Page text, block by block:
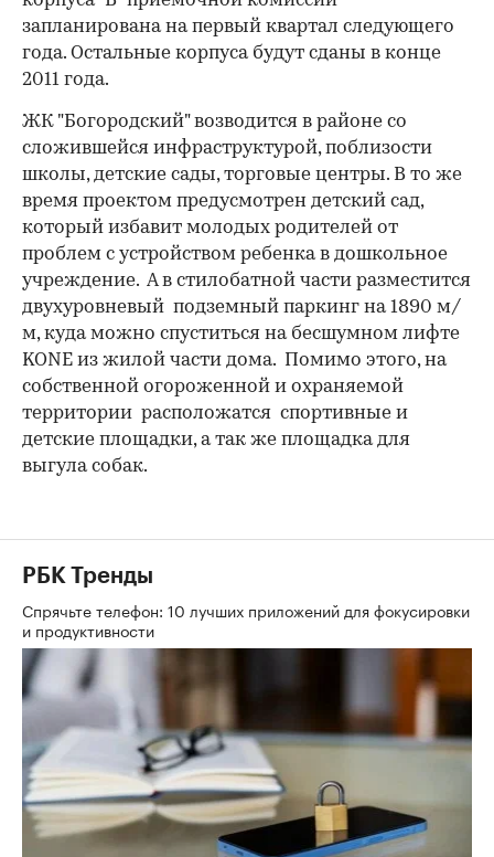
запланирована на первый квартал следующего
года. Остальные корпуса будут сданы в конце
2011 года.
ЖК "Богородский" возводится в районе со
сложившейся инфраструктурой, поблизости
школы, детские сады, торговые центры. В то же
время проектом предусмотрен детский сад,
который избавит молодых родителей от
проблем с устройством ребенка в дошкольное
учреждение. А в стилобатной части разместится
двухуровневый подземный паркинг на 1890 м/
м, куда можно спуститься на бесшумном лифте
KONE из жилой части дома. Помимо этого, на
собственной огороженной и охраняемой
территории расположатся спортивные и
детские площадки, а так же площадка для
выгула собак.
РБК Тренды
Спрячьте телефон: 10 лучших приложений для фокусировки
и продуктивности